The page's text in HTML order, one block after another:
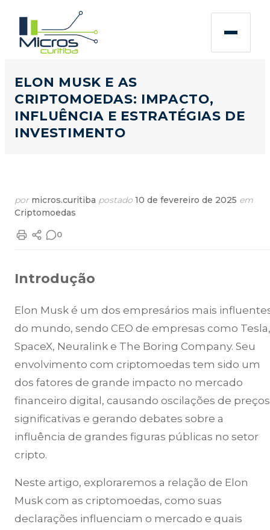
ELON MUSK E AS
CRIPTOMOEDAS: IMPACTO,
INFLUÊNCIA E ESTRATÉGIAS DE
INVESTIMENTO
por micros.curitiba postado 10 de fevereiro de 2025 em
Criptomoedas
0
Introdução
Elon Musk é um dos empresários mais
do mundo, sendo CEO de empresas como Tesla,
SpaceX, Neuralink e The Boring Company. Seu
envolvimento com criptomoedas tem sido um
dos fatores de grande impacto no mercado
financeiro digital, causando oscilações de preços
significativas e gerando debates sobre a
influência de grandes figuras públicas no setor
cripto.
Neste artigo, exploraremos a relação de Elon
Musk com as criptomoedas, como suas
declarações influenciam o mercado e quais